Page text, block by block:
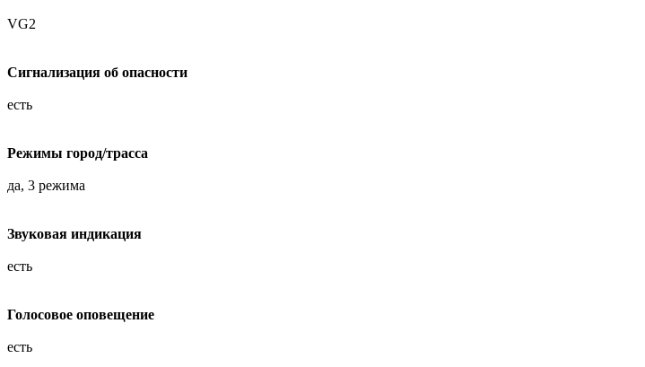
VG2
Сигнализация об опасности
есть
Режимы город/трасса
да, 3 режима
Звуковая индикация
есть
Голосовое оповещение
есть